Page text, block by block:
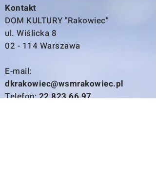
Kontakt
DOM KULTURY "Rakowiec"
ul. Wiślicka 8
02 - 114 Warszawa
E-mail:
dkrakowiec@wsmrakowiec.pl
Telefon:22 823 66 97